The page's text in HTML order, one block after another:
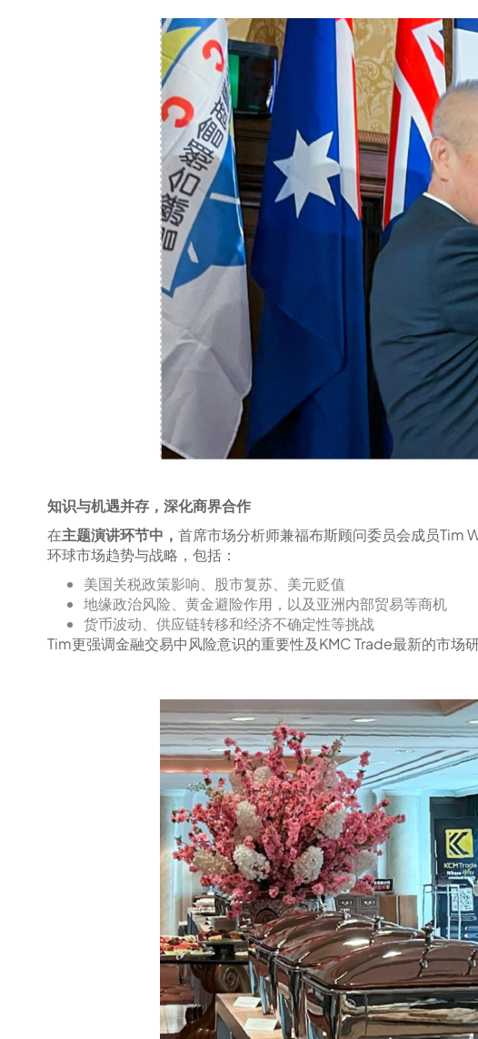
知识与机遇并存，深化商界合作
在主题演讲环节中， 首席市场分析师兼福布斯顾问委员会成员Tim
环球市场趋势与战略，包括：
美国关税政策影响、股市复苏、美元贬值
地缘政治风险、黄金避险作用，以及亚洲内部贸易等商机
货币波动、供应链转移和经济不确定性等挑战
Tim更强调金融交易中风险意识的重要性及KMC Trade最新的市场研